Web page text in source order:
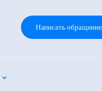
Написать обращение